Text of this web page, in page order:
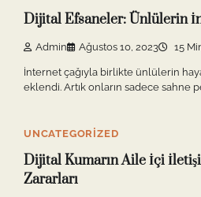
Dijital Efsaneler: Ünlülerin
Admin Ağustos 10, 2023 15
İnternet çağıyla birlikte ünlülerin
eklendi. Artık onların sadece sahne
UNCATEGORIZED
Dijital Kumarın Aile İçi
Zararları